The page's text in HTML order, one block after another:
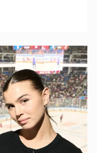
Седокова
что не является
старшей дочери